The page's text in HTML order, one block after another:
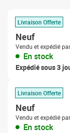
Livraison Offerte
Neuf
Vendu et expédié par
En stock
Expédié sous 3
Livraison Offerte
Neuf
Vendu et expédié par
En stock